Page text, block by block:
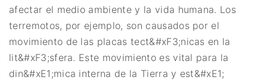
afectar el medio ambiente y la vida humana. Los
terremotos, por ejemplo, son causados por el
movimiento de las placas tect&#xF3;nicas en la
lit&#xF3;sfera. Este movimiento es vital para la
din&#xE1;mica interna de la Tierra y est&#xE1;